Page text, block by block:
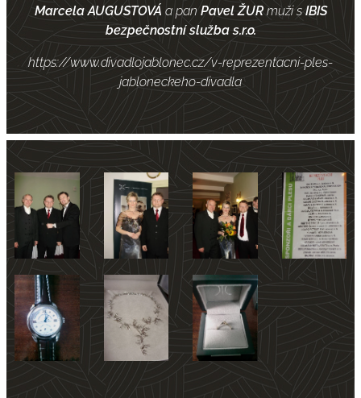
Marcela AUGUSTOVÁ a pan Pavel ŽURmuži sIBIS
bezpečnostní služba s.r.o.
https://www.divadlojablonec.cz/v-reprezentacni-ples-
jabloneckeho-divadla